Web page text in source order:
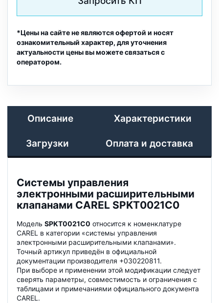
*Цены на сайте не являются офертой и носят
ознакомительный характер, для уточнения
актуальности цены вы можете связаться с
оператором.
Описание Характеристики
Загрузки Оплата и доставка
Системы управления
электронными расширительными
клапанами CAREL SPKT0021C0
Модель SPKT0021C0 относится к номенклатуре
CAREL в категории «системы управления
электронными расширительными клапанами».
Точный артикул приведён в официальной
документации производителя +030220811.
При выборе и применении этой модификации следует
сверять параметры, совместимость и ограничения с
таблицами и примечаниями официального документа
CAREL.